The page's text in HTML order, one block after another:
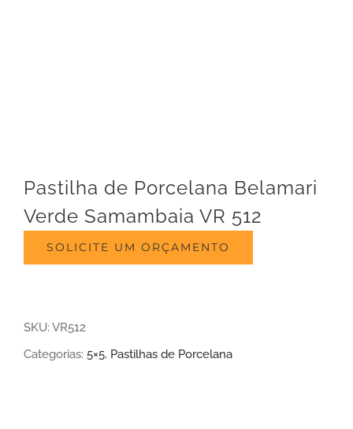
Pastilha de Porcelana Belamari
Verde Samambaia VR 512
SOLICITE UM ORÇAMENTO
SKU: VR512
Categorias: 5×5, Pastilhas de Porcelana